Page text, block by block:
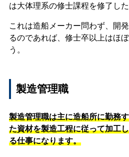
は大体理系の修士課程を修了し
これは造船メーカー問わず、開
るのであれば、修士卒以上はほ
う。
製造管理職
製造管理職は主に造船所に勤務
た資材を製造工程に従って加工
る仕事になります。